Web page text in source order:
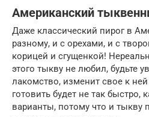
Американский
Даже классический пирог в
разному, и с орехами, и с
корицей и сгущенкой!
этого тыкву не любил, будьте
лакомство, изменит свое к
готовить будет не так быстро,
варианты, потому что и тыкву